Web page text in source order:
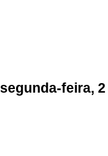
segunda-feira,